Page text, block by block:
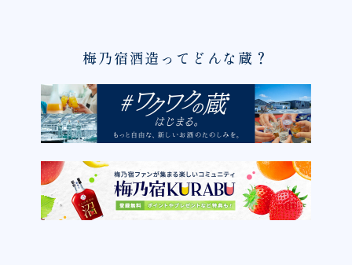
梅乃宿酒造ってどんな蔵？